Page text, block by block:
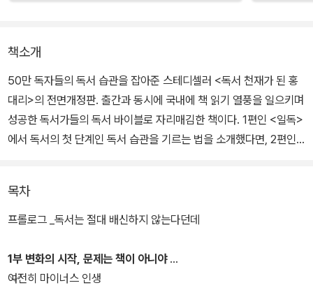
책소개
50만 독자들의 독서 습관을 잡아준 스테디셀러 <독서 천재가 된 홍
대리>의 전면개정판. 출간과 동시에 국내에 책 읽기 열풍을 일으키며
성공한 독서가들의 독서 바이블로 자리매김한 책이다. 1편인 <일독>
에서 독서의 첫 단계인 독서 습관을 기르는 법을 소개했다면, 2편인
등의 작품으로 베스트셀러 작가라는 꿈을 현실로 만들어낸 '이지성
독서법'의 최종 단계라고 할 수 있다.
기존 <독서 천재가 된 홍 대리 2>에서는 '천 권 독서'를 권했는데, 전
면개정판에서는 독서량보다 성공하는 사람의 마인드를 갖는 독서법
목차
프롤로그 _독서는 절대 배신하지 않는다던데
1부 변화의 시작, 문제는 책이 아니야
여전히 마이너스 인생